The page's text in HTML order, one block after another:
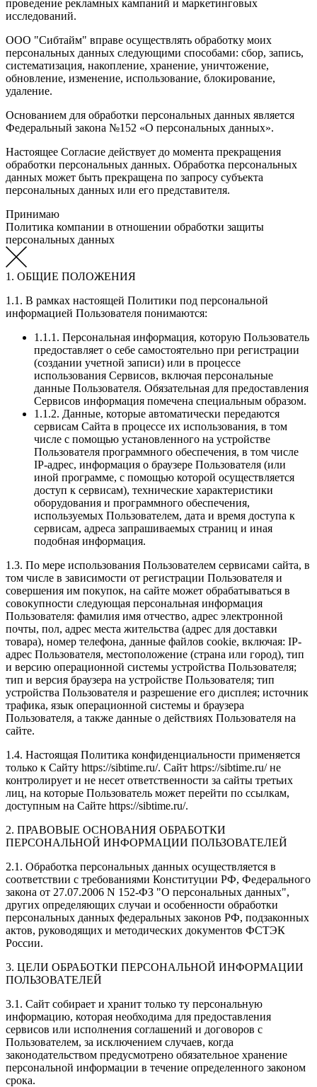
проведение рекламных кампаний и маркетинговых
исследований.
ООО "Сибтайм" вправе осуществлять обработку моих
персональных данных следующими способами: сбор, запись,
систематизация, накопление, хранение, уничтожение,
обновление, изменение, использование, блокирование,
удаление.
Основанием для обработки персональных данных является
Федеральный закона №152 «О персональных данных».
Настоящее Согласие действует до момента прекращения
обработки персональных данных. Обработка персональных
данных может быть прекращена по запросу субъекта
персональных данных или его представителя.
Принимаю
Политика компании в отношении обработки защиты
персональных данных
1. ОБЩИЕ ПОЛОЖЕНИЯ
1.1. В рамках настоящей Политики под персональной
информацией Пользователя понимаются:
1.1.1. Персональная информация, которую Пользователь
предоставляет о себе самостоятельно при регистрации
(создании учетной записи) или в процессе
использования Сервисов, включая персональные
данные Пользователя. Обязательная для предоставления
Сервисов информация помечена специальным образом.
1.1.2. Данные, которые автоматически передаются
сервисам Сайта в процессе их использования, в том
числе с помощью установленного на устройстве
Пользователя программного обеспечения, в том числе
IP-адрес, информация о браузере Пользователя (или
иной программе, с помощью которой осуществляется
доступ к сервисам), технические характеристики
оборудования и программного обеспечения,
используемых Пользователем, дата и время доступа к
сервисам, адреса запрашиваемых страниц и иная
подобная информация.
1.3. По мере использования Пользователем сервисами сайта, в
том числе в зависимости от регистрации Пользователя и
совершения им покупок, на сайте может обрабатываться в
совокупности следующая персональная информация
Пользователя: фамилия имя отчество, адрес электронной
почты, пол, адрес места жительства (адрес для доставки
товара), номер телефона, данные файлов cookie, включая: IP-
адрес Пользователя, местоположение (страна или город), тип
и версию операционной системы устройства Пользователя;
тип и версия браузера на устройстве Пользователя; тип
устройства Пользователя и разрешение его дисплея; источник
трафика, язык операционной системы и браузера
Пользователя, а также данные о действиях Пользователя на
сайте.
1.4. Настоящая Политика конфиденциальности применяется
только к Сайту https://sibtime.ru/. Сайт https://sibtime.ru/ не
контролирует и не несет ответственности за сайты третьих
лиц, на которые Пользователь может перейти по ссылкам,
доступным на Сайте https://sibtime.ru/.
2. ПРАВОВЫЕ ОСНОВАНИЯ ОБРАБОТКИ
ПЕРСОНАЛЬНОЙ ИНФОРМАЦИИ ПОЛЬЗОВАТЕЛЕЙ
2.1. Обработка персональных данных осуществляется в
соответствии с требованиями Конституции РФ, Федерального
закона от 27.07.2006 N 152-ФЗ "О персональных данных",
других определяющих случаи и особенности обработки
персональных данных федеральных законов РФ, подзаконных
актов, руководящих и методических документов ФСТЭК
России.
3. ЦЕЛИ ОБРАБОТКИ ПЕРСОНАЛЬНОЙ ИНФОРМАЦИИ
ПОЛЬЗОВАТЕЛЕЙ
3.1. Сайт собирает и хранит только ту персональную
информацию, которая необходима для предоставления
сервисов или исполнения соглашений и договоров с
Пользователем, за исключением случаев, когда
законодательством предусмотрено обязательное хранение
персональной информации в течение определенного законом
срока.